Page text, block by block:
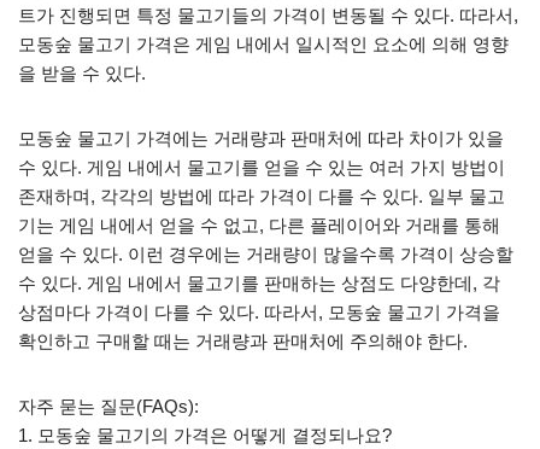
트가 진행되면 특정 물고기들의 가격이 변동될 수 있다. 따라서,
모동숲 물고기 가격은 게임 내에서 일시적인 요소에 의해 영향
을 받을 수 있다.
모동숲 물고기 가격에는 거래량과 판매처에 따라 차이가 있을
수 있다. 게임 내에서 물고기를 얻을 수 있는 여러 가지 방법이
존재하며, 각각의 방법에 따라 가격이 다를 수 있다. 일부 물고
기는 게임 내에서 얻을 수 없고, 다른 플레이어와 거래를 통해
얻을 수 있다. 이런 경우에는 거래량이 많을수록 가격이 상승할
수 있다. 게임 내에서 물고기를 판매하는 상점도 다양한데, 각
상점마다 가격이 다를 수 있다. 따라서, 모동숲 물고기 가격을
확인하고 구매할 때는 거래량과 판매처에 주의해야 한다.
자주 묻는 질문(FAQs):
1. 모동숲 물고기의 가격은 어떻게 결정되나요?